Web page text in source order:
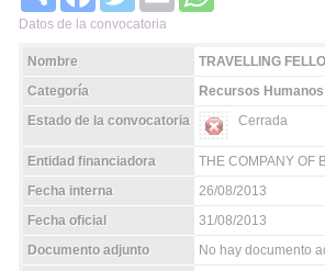
Datos de la convocatoria
Nombre
TRAVELLING
Categoría
Recursos
Estado de la convocatoria
Cerrada
Entidad financiadora
THE COMPANY OF
Fecha interna
26/08/2013
Fecha oficial
31/08/2013
Documento adjunto
No hay documento